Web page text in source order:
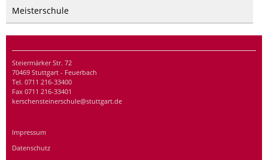
Meisterschule
Steiermärker Str. 72
70469 Stuttgart - Feuerbach
Tel. 0711 216-33400
Fax 0711 216-33401
kerschensteinerschule@stuttgart.de
Impressum
Datenschutz